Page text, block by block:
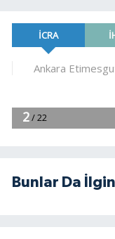
Bunlar Da